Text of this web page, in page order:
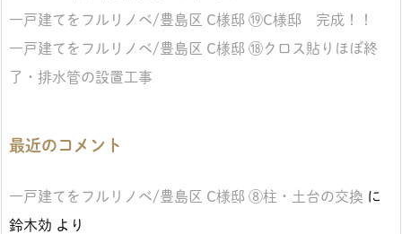
一戸建てをフルリノベ/豊島区 C様邸 ⑲C様邸 完成！！
一戸建てをフルリノベ/豊島区 C様邸 ⑱クロス貼りほぼ終
了・排水管の設置工事
最近のコメント
一戸建てをフルリノベ/豊島区 C様邸 ⑧柱・土台の交換 に
鈴木効 より